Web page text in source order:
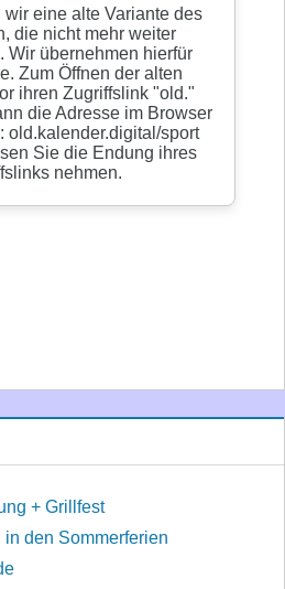
+ Grillfest
den Sommerferien